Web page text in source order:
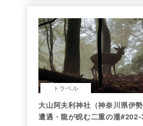
トラベル
大山阿夫利神社（神奈川県伊
遭遇・龍が睨む二重の瀧#202-